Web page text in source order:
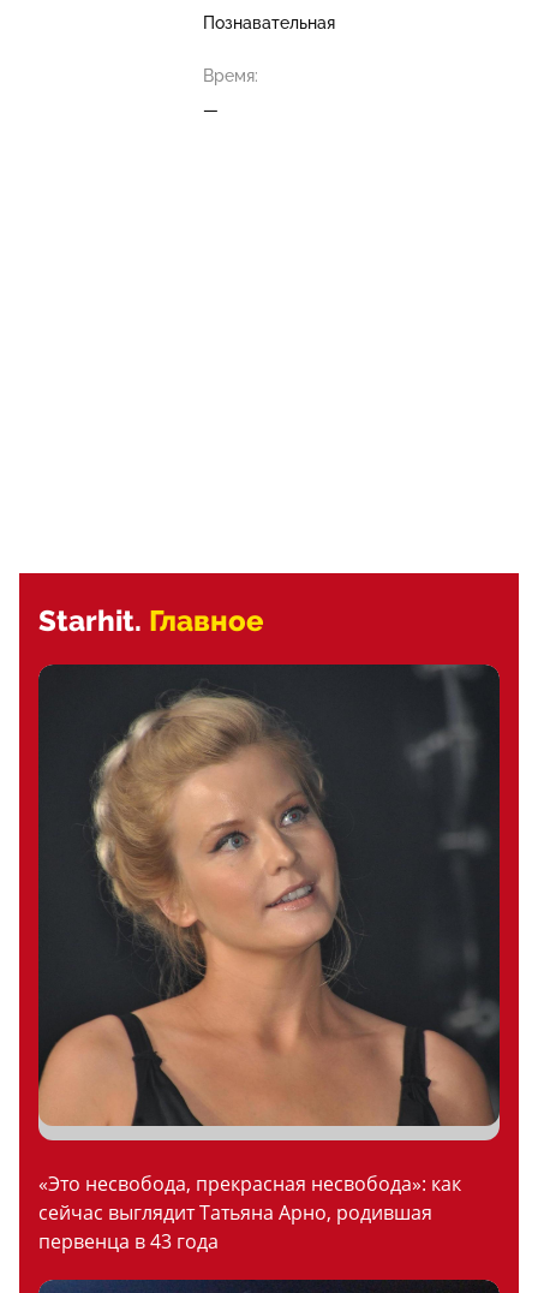
Познавательная
Время:
—
Starhit. Главное
«Это несвобода, прекрасная несвобода»: как
сейчас выглядит Татьяна Арно, родившая
первенца в 43 года